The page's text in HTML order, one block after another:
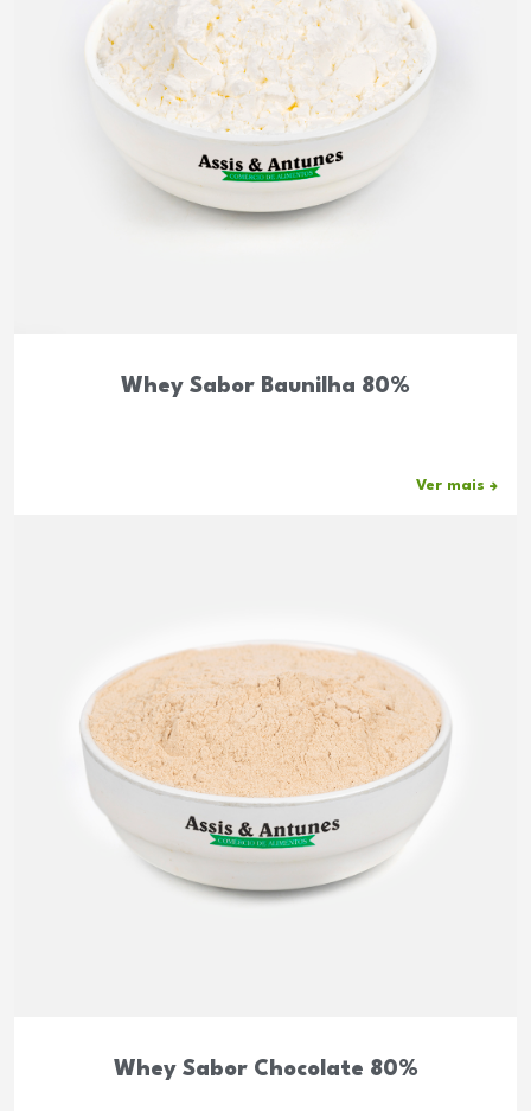
Whey Sabor Baunilha 80%
Ver mais
Whey Sabor Chocolate 80%